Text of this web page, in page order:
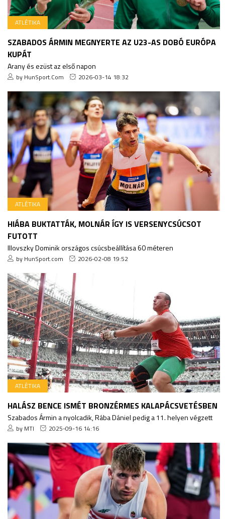
ATLÉTIKA
SZABADOS ÁRMIN MEGNYERTE AZ U23-AS DOBÓ EURÓPA
KUPÁT
Arany és ezüst az első napon
by HunSport.Com 2026-03-14 18:32
ATLÉTIKA
HIÁBA BUKTATTÁK, MOLNÁR ÍGY IS VERSENYCSÚCSOT
FUTOTT
Illovszky Dominik országos csúcsbeállítása 60 méteren
by HunSport.com 2026-02-08 19:52
ATLÉTIKA
HALÁSZ BENCE ISMÉT BRONZÉRMES KALAPÁCSVETÉSBEN
Szabados Ármin a nyolcadik, Rába Dániel pedig a 11. helyen végzett
by MTI 2025-09-16 14:16